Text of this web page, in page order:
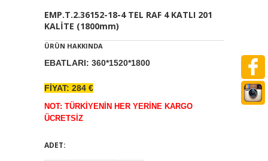
EMP.T.2.36152-18-4 TEL RAF 4 KATLI 201
KALİTE (1800mm)
ÜRÜN HAKKINDA
EBATLARI: 360*1520*1800
FİYAT: 284 €
NOT: TÜRKİYENİN HER YERİNE KARGO
ÜCRETSİZ
ADET: